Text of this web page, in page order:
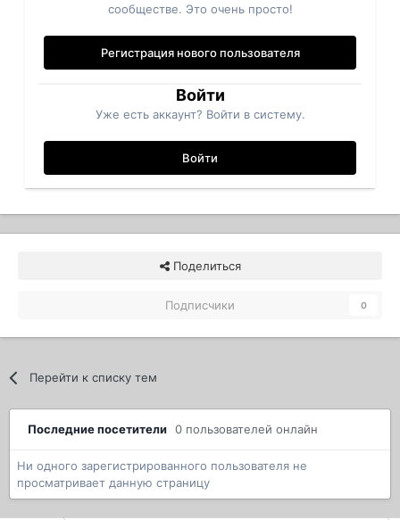
сообществе. Это очень просто!
Регистрация нового пользователя
Войти
Уже есть аккаунт? Войти в систему.
Войти
Поделиться
Подписчики 0
Перейти к списку тем
Последние посетители 0 пользователей онлайн
Ни одного зарегистрированного пользователя не
просматривает данную страницу